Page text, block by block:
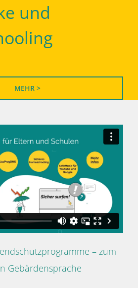
und
MEHR >
– zum
Gebärdensprache